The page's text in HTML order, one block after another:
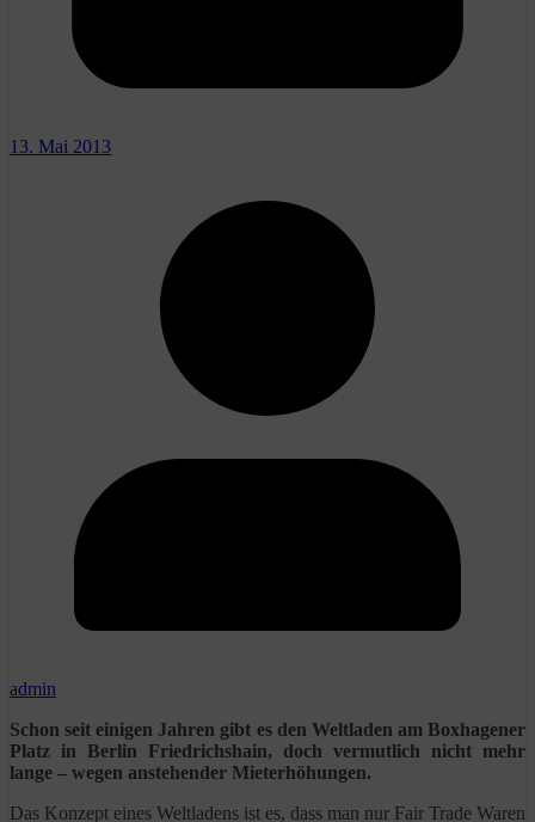
13. Mai 2013
admin
Schon seit einigen Jahren gibt es den Weltladen am Boxhagener
Platz in Berlin Friedrichshain, doch vermutlich nicht mehr
lange – wegen anstehender Mieterhöhungen.
Das Konzept eines Weltladens ist es, dass man nur Fair Trade Waren